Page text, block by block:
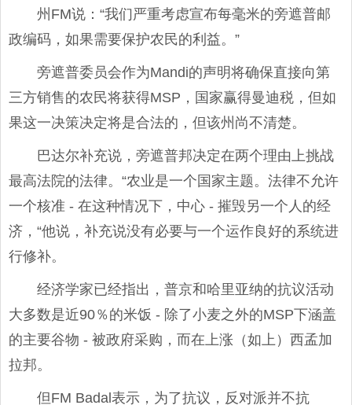
州FM说：“我们严重考虑宣布每毫米的旁遮普邮
政编码，如果需要保护农民的利益。”
旁遮普委员会作为Mandi的声明将确保直接向第
三方销售的农民将获得MSP，国家赢得曼迪税，但如
果这一决策决定将是合法的，但该州尚不清楚。
巴达尔补充说，旁遮普邦决定在两个理由上挑战
最高法院的法律。“农业是一个国家主题。法律不允许
一个核准 - 在这种情况下，中心 - 摧毁另一个人的经
济，“他说，补充说没有必要与一个运作良好的系统进
行修补。
经济学家已经指出，普京和哈里亚纳的抗议活动
大多数是近90％的米饭 - 除了小麦之外的MSP下涵盖
的主要谷物 - 被政府采购，而在上涨（如上）西孟加
拉邦。
但FM Badal表示，为了抗议，反对派并不抗